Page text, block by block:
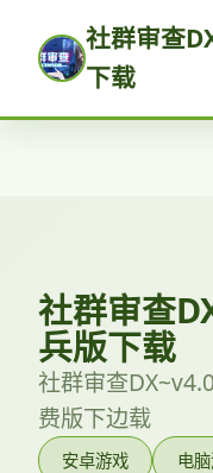
社群审查
下载
社群审查
兵版下载
社群审查
费版下边载
安卓游戏 电